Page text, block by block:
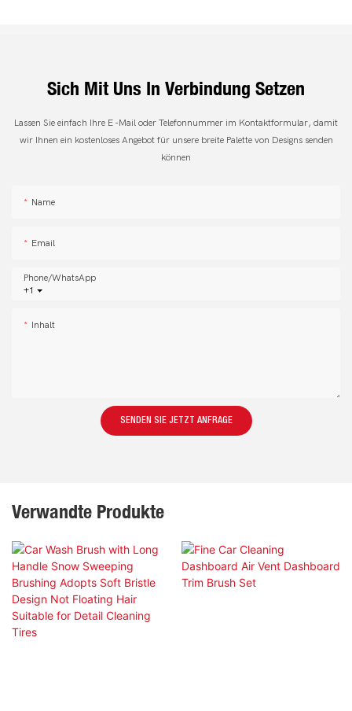
Sich Mit Uns In Verbindung Setzen
Lassen Sie einfach Ihre E -Mail oder Telefonnummer im Kontaktformular, damit
wir Ihnen ein kostenloses Angebot für unsere breite Palette von Designs senden
können
Name
Email
+1
Phone/whatsApp
Inhalt
SENDEN SIE JETZT ANFRAGE
Verwandte Produkte